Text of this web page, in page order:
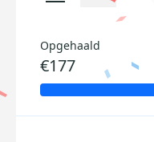
Opgehaald
€177